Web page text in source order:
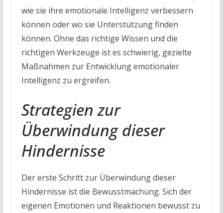
wie sie ihre emotionale Intelligenz verbessern
können oder wo sie Unterstützung finden
können. Ohne das richtige Wissen und die
richtigen Werkzeuge ist es schwierig, gezielte
Maßnahmen zur Entwicklung emotionaler
Intelligenz zu ergreifen.
Strategien zur
Überwindung dieser
Hindernisse
Der erste Schritt zur Überwindung dieser
Hindernisse ist die Bewusstmachung. Sich der
eigenen Emotionen und Reaktionen bewusst zu